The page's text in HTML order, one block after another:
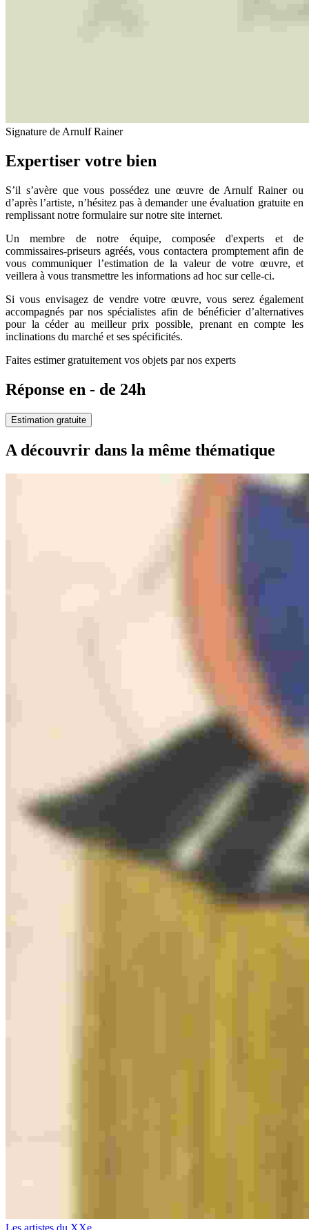
Signature de Arnulf Rainer
Expertiser votre bien
S’il s’avère que vous possédez une œuvre de Arnulf Rainer ou
d’après l’artiste, n’hésitez pas à demander une évaluation gratuite en
remplissant notre formulaire sur notre site internet.
Un membre de notre équipe, composée d'experts et de
commissaires-priseurs agréés, vous contactera promptement afin de
vous communiquer l’estimation de la valeur de votre œuvre, et
veillera à vous transmettre les informations ad hoc sur celle-ci.
Si vous envisagez de vendre votre œuvre, vous serez également
accompagnés par nos spécialistes afin de bénéficier d’alternatives
pour la céder au meilleur prix possible, prenant en compte les
inclinations du marché et ses spécificités.
Faites estimer gratuitement vos objets par nos experts
Réponse en - de 24h
Estimation gratuite
A découvrir dans la même thématique
Les artistes du XXe